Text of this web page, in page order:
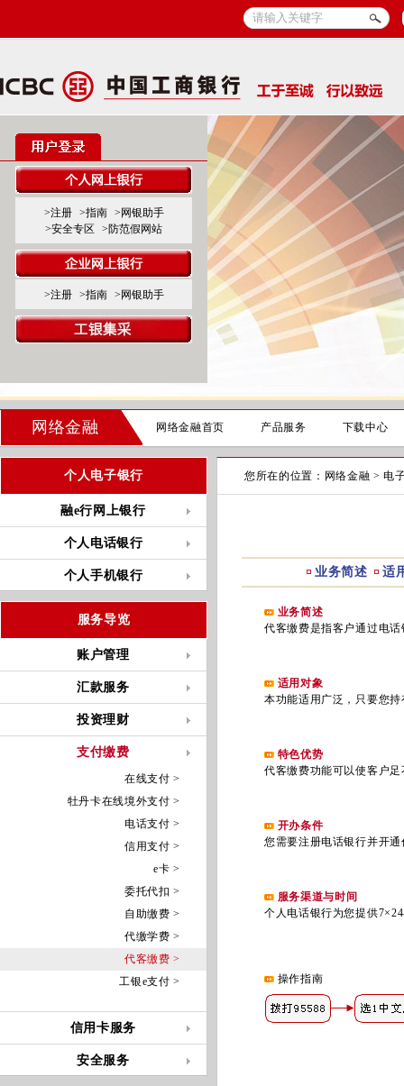
>注册 >指南
>网银助手
>安全专区
>防范假网站
>注册 >指南 >网银助手
网络金融 网络金融首页 产品服务 下载中心
个人电子银行
融e行网上银行
个人电话银行
个人手机银行
服务导览
账户管理
汇款服务
投资理财
支付缴费
在线支付 >
牡丹卡在线境外支付 >
电话支付 >
信用支付 >
e卡 >
委托代扣 >
自助缴费 >
代缴学费 >
代客缴费 >
工银e支付 >
信用卡服务
安全服务
您所在的位置： 网络金融 >电
业务简述 适
业务简述
代客缴费是指客户通过电话
适用对象
本功能适用广泛，只要您持
特色优势
代客缴费功能可以使客户足
开办条件
您需要注册电话银行并开通
服务渠道与时间
个人电话银行为您提供7×24
操作指南